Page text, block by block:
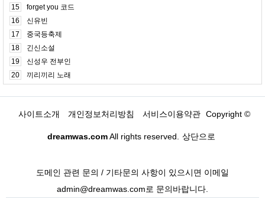
15
forget you 코드
16
신유빈
17
중국등축제
18
긴신소설
19
신성우 전부인
20
끼리끼리 노래
사이트소개 개인정보처리방침 서비스이용약관 Copyright ©
dreamwas.comAll rights reserved. 상단으로
도메인 관련 문의 / 기타문의 사항이 있으시면 이메일
admin@dreamwas.com로 문의바랍니다.